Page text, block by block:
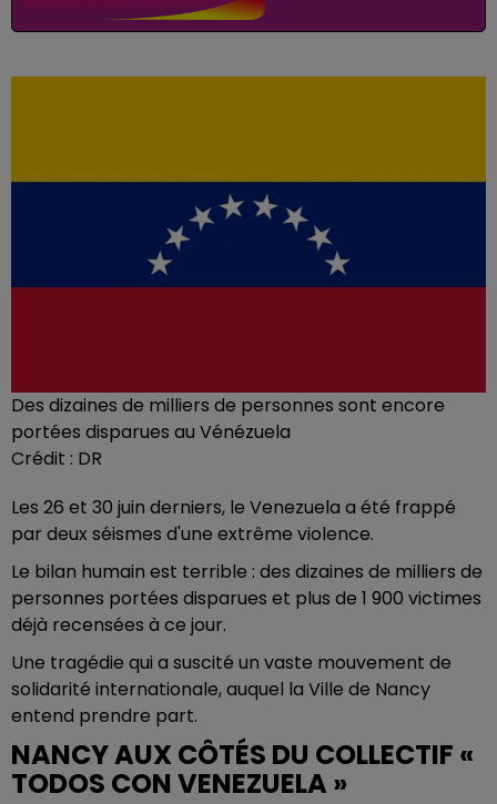
Des dizaines de milliers de personnes sont encore
portées disparues au Vénézuela
Crédit : DR
Les 26 et 30 juin derniers, le Venezuela a été frappé
par deux séismes d'une extrême violence.
Le bilan humain est terrible : des dizaines de milliers de
personnes portées disparues et plus de 1 900 victimes
déjà recensées à ce jour.
Une tragédie qui a suscité un vaste mouvement de
solidarité internationale, auquel la Ville de Nancy
entend prendre part.
NANCY AUX CÔTÉS DU COLLECTIF «
TODOS CON VENEZUELA »